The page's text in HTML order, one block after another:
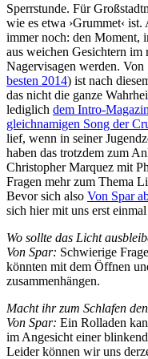
Sperrstunde. Für
wie es etwa ›Grummet‹
immer noch: den Moment,
aus weichen Gesichtern
Nagervisagen werden.
besten 2014) ist nach
das nicht die ganze
lediglich dem Intro-Magazin
gleichnamigen Song der
lief, wenn in seiner
haben das trotzdem zum
Christopher Marquez mit
Fragen mehr zum Thema
Bevor sich also Von Spar
sich hier mit uns erst
Wo sollte das Licht
Von Spar: Schwierige
könnten mit dem Öffnen
zusammenhängen.
Macht ihr zum Schlafen
Von Spar: Ein Rolladen
im Angesicht einer
Leider können wir uns